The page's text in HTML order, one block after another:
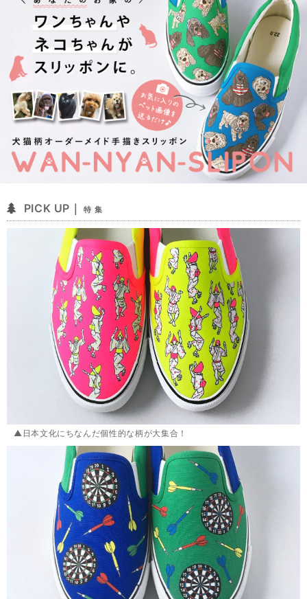
PICK UP｜ 特 集
▲日本文化にちなんだ個性的な柄が大集合！